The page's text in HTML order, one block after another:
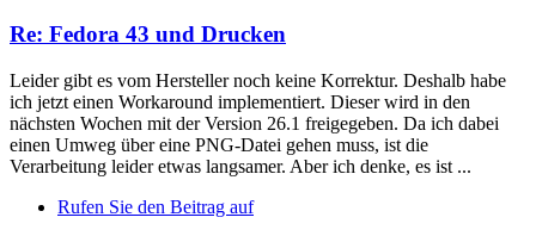
Re: Fedora 43 und Drucken
Leider gibt es vom Hersteller noch keine Korrektur. Deshalb habe
ich jetzt einen Workaround implementiert. Dieser wird in den
nächsten Wochen mit der Version 26.1 freigegeben. Da ich dabei
einen Umweg über eine PNG-Datei gehen muss, ist die
Verarbeitung leider etwas langsamer. Aber ich denke, es ist ...
Rufen Sie den Beitrag auf